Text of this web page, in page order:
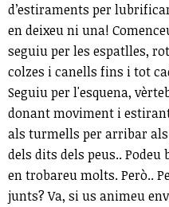
d’estiraments per
en deixeu ni una!
seguiu per les espatlles,
colzes i canells fins i tot
Seguiu per l'esquena,
donant moviment i
als turmells per arribar
dels dits dels peus..
en trobareu molts. Però..
junts? Va, si us animeu